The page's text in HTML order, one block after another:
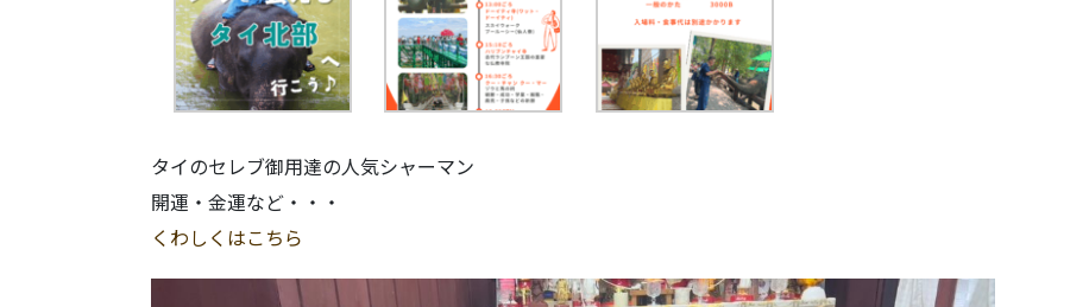
タイのセレブ御用達の人気シャーマン
開運・金運など・・・
くわしくはこちら